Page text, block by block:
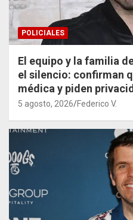
POLICIALES
El equipo y la familia
el silencio: confirman
médica y piden
5 agosto, 2026 Federico V.